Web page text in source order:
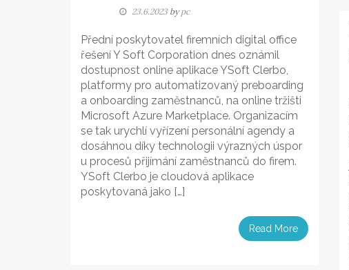
23.6.2023bypc
Přední poskytovatel firemních digital office
řešení Y Soft Corporation dnes oznámil
dostupnost online aplikace YSoft Clerbo,
platformy pro automatizovaný preboarding
a onboarding zaměstnanců, na online tržišti
Microsoft Azure Marketplace. Organizacím
se tak urychlí vyřízení personální agendy a
dosáhnou díky technologii výrazných úspor
u procesů přijímání zaměstnanců do firem.
YSoft Clerbo je cloudová aplikace
poskytovaná jako […]
Read More